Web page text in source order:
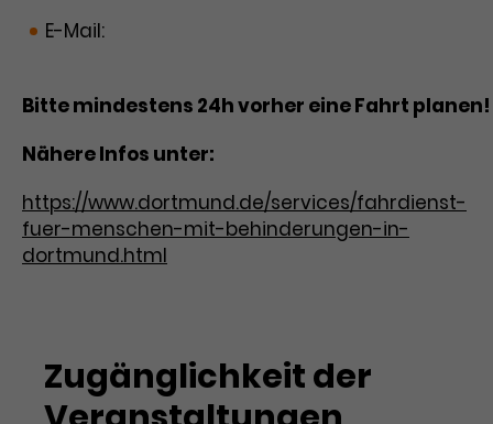
E-Mail:
Bitte mindestens 24h vorher eine Fahrt planen!
Nähere Infos unter:
https://www.dortmund.de/services/fahrdienst-
fuer-menschen-mit-behinderungen-in-
dortmund.html
Zugänglichkeit der